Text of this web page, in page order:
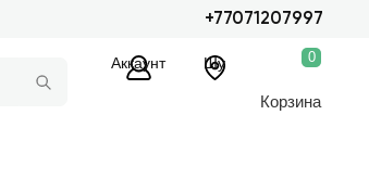
+77071207997
Аккаунт Шу 0
Корзина